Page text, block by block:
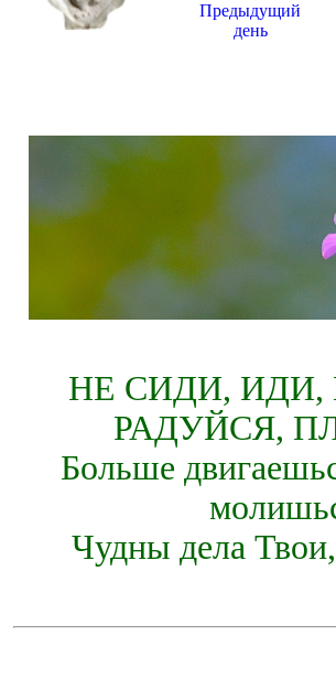
Предыдущий
день
НЕ СИДИ,
РАДУЙСЯ,
Больше
Чудны дела